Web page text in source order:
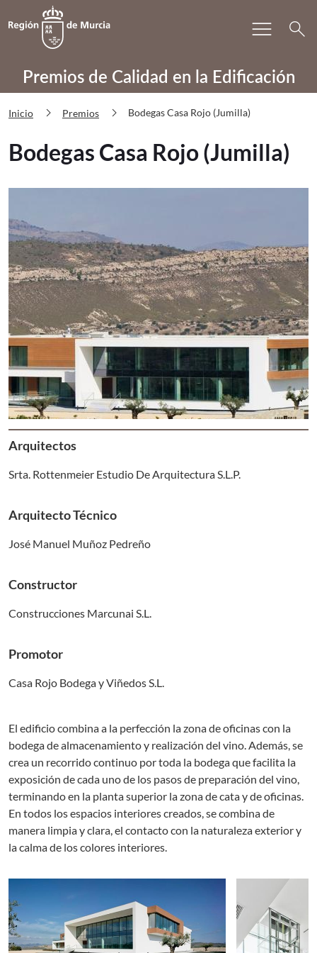
PRECAE Bodegas Casa Rojo (Jumilla)
Volver a
Ir a
menu search
Premios de Calidad en la Edificación
Inicio chevron_right Premios chevron_right Bodegas Casa Rojo (Jumilla)
Bodegas Casa Rojo (Jumilla)
Arquitectos
Srta. Rottenmeier Estudio De Arquitectura S.L.P.
Arquitecto Técnico
José Manuel Muñoz Pedreño
Constructor
Construcciones Marcunai S.L.
Promotor
Casa Rojo Bodega y Viñedos S.L.
El edificio combina a la perfección la zona de oficinas con la
bodega de almacenamiento y realización del vino. Además, se
crea un recorrido continuo por toda la bodega que facilita la
exposición de cada uno de los pasos de preparación del vino,
terminando en la planta superior la zona de cata y de oficinas.
En todos los espacios interiores creados, se combina de
manera limpia y clara, el contacto con la naturaleza exterior y
la calma de los colores interiores.